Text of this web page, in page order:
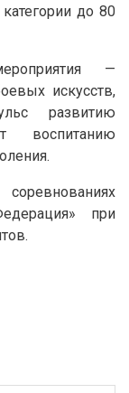
до 80
—
искусств,
развитию
воспитанию
при